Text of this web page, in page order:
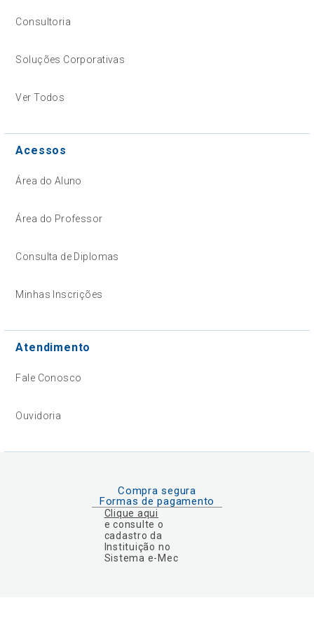
Consultoria
Soluções Corporativas
Ver Todos
Acessos
Área do Aluno
Área do Professor
Consulta de Diplomas
Minhas Inscrições
Atendimento
Fale Conosco
Ouvidoria
Compra segura
Formas de pagamento
Clique aqui
e consulte o
cadastro da
Instituição no
Sistema e-Mec